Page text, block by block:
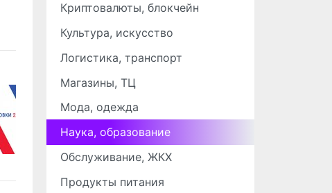
Криптовалюты, блокчейн
Культура, искусство
Логистика, транспорт
Магазины, ТЦ
Мода, одежда
Наука, образование
Обслуживание, ЖКХ
Продукты питания